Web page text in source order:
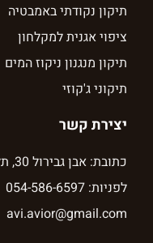
תיקון נקודתי באמבטיה
ציפוי אגנית למקלחון
תיקון מנגנון ניקוז המים
תיקוני ג'קוזי
יצירת קשר
כתובת: אבן גבירול 30, תל אביב
לפניות: 054-586-6597
avi.avior@gmail.com